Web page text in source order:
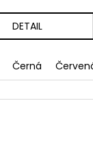
DETAIL
Černá